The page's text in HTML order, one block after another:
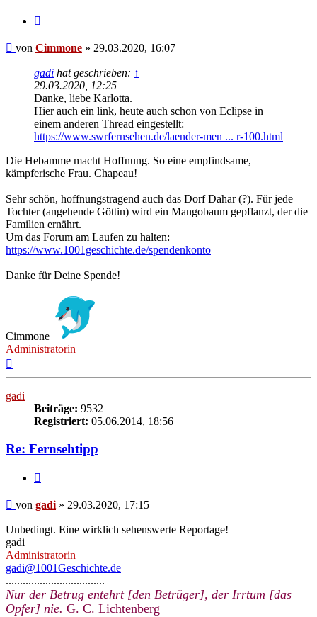
Beitrag
von Cimmone » 29.03.2020, 16:07
gadi hat geschrieben: ↑
29.03.2020, 12:25
Danke, liebe Karlotta.
Hier auch ein link, heute auch schon von Eclipse in
einem anderen Thread eingestellt:
https://www.swrfernsehen.de/laender-men ... r-100.html
Die Hebamme macht Hoffnung. So eine empfindsame,
kämpferische Frau. Chapeau!
Sehr schön, hoffnungstragend auch das Dorf Dahar (?). Für jede
Tochter (angehende Göttin) wird ein Mangobaum gepflanzt, der die
Familien ernährt.
Um das Forum am Laufen zu halten:
https://www.1001geschichte.de/spendenkonto
Danke für Deine Spende!
Cimmone
Administratorin
gadi
Beiträge: 9532
Registriert: 05.06.2014, 18:56
Re: Fernsehtipp
Beitrag
von gadi » 29.03.2020, 17:15
Unbedingt. Eine wirklich sehenswerte Reportage!
gadi
Administratorin
gadi@1001Geschichte.de
...................................
Nur der Betrug entehrt [den Betrüger], der Irrtum [das
Opfer] nie. G. C. Lichtenberg